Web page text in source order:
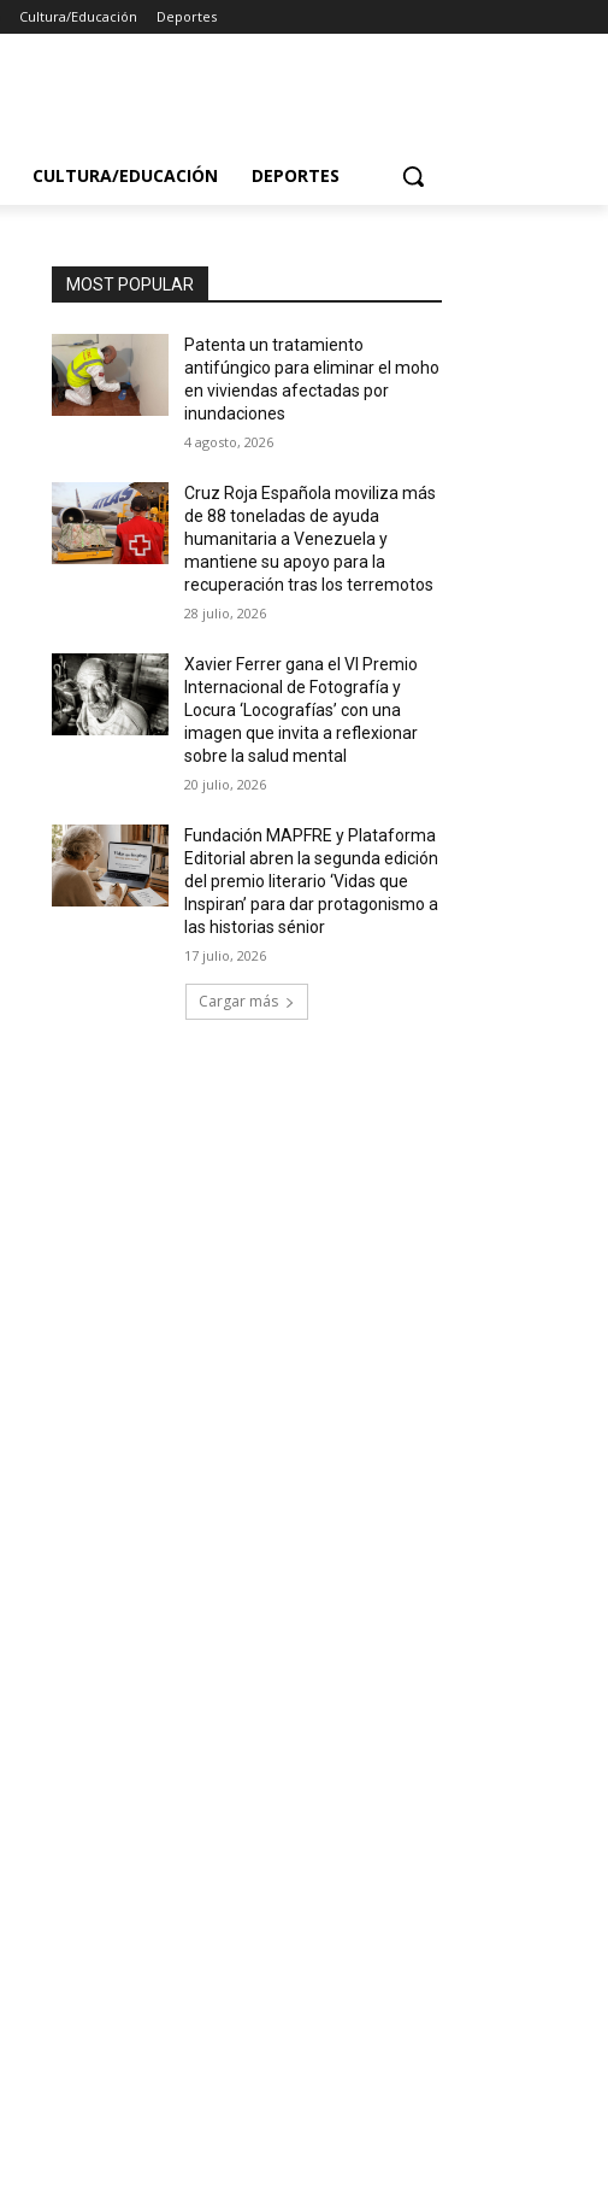
Cultura/Educación Deportes
CULTURA/EDUCACIÓN DEPORTES
MOST POPULAR
Patenta un tratamiento
antifúngico para eliminar el moho
en viviendas afectadas por
inundaciones
4 agosto, 2026
Cruz Roja Española moviliza más
de 88 toneladas de ayuda
humanitaria a Venezuela y
mantiene su apoyo para la
recuperación tras los terremotos
28 julio, 2026
Xavier Ferrer gana el VI Premio
Internacional de Fotografía y
Locura ‘Locografías’ con una
imagen que invita a reflexionar
sobre la salud mental
20 julio, 2026
Fundación MAPFRE y Plataforma
Editorial abren la segunda edición
del premio literario ‘Vidas que
Inspiran’ para dar protagonismo a
las historias sénior
17 julio, 2026
Cargar más